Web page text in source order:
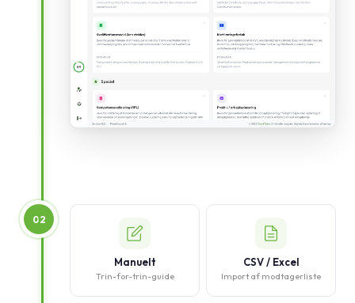
Manuelt
Trin-for-trin-guide
CSV / Excel
Import af modtagerliste
02